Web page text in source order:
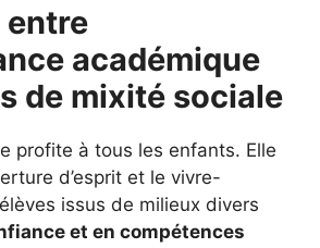
entre
académique
de mixité sociale
profite à tous les enfants. Elle
d’esprit et le vivre-
issus de milieux divers
et en compétences